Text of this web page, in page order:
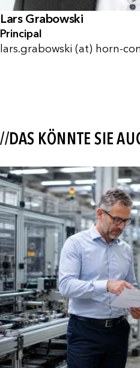
Lars Grabowski
Principal
lars.grabowski (at) horn-
//DAS KÖNNTE SIE